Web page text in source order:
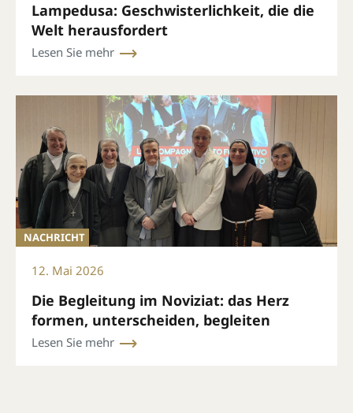
Lampedusa: Geschwisterlichkeit, die die
Welt herausfordert
Lesen Sie mehr
NACHRICHT
12. Mai 2026
Die Begleitung im Noviziat: das Herz
formen, unterscheiden, begleiten
Lesen Sie mehr